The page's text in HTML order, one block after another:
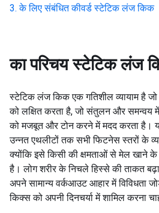
के लिए संबंधित कीवर्ड स्टेटिक लंज किक
का परिचय स्टेटिक लंज
स्टेटिक लंज किक एक गतिशील व्यायाम है
को लक्षित करता है, जो संतुलन और समन्वय
को मजबूत और टोन करने में मदद करता है।
उन्नत एथलीटों तक सभी फिटनेस स्तरों के
क्योंकि इसे किसी की क्षमताओं से मेल खाने के
है। लोग शरीर के निचले हिस्से की ताकत
अपने सामान्य वर्कआउट आहार में विविधता
किक्स को अपनी दिनचर्या में शामिल करना